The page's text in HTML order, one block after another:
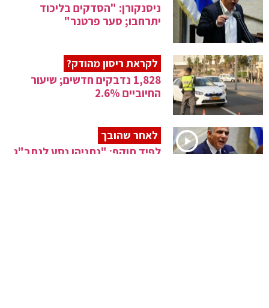
ניסנקורן: "הסדקים בליכוד
יתרחבו; סער פרטנר"
לקראת ריסון מהודק?
1,828 נדבקים חדשים; שיעור
החיוביים 2.6%
לאחר שהובך
לפיד תוקף: "נתניהו נסע לנתב"ג